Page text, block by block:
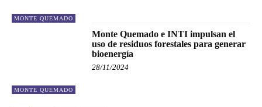
MONTE QUEMADO
MONTE QUEMADO
Monte Quemado e INTI impulsan el
uso de residuos forestales para generar
bioenergía
28/11/2024